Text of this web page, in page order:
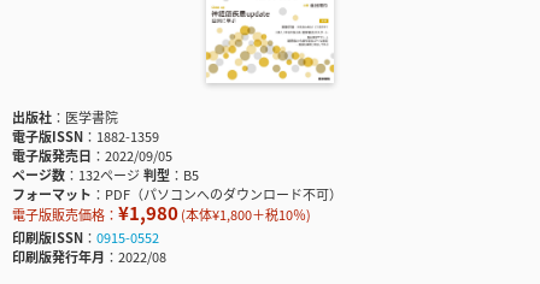
出版社
医学書院
電子版ISSN
1882-1359
電子版発売日
2022/09/05
ページ数
132ページ判型
B5
フォーマット
PDF（パソコンへのダウンロード不可）
電子版販売価格： ¥1,980(本体¥1,800＋税10％)
印刷版ISSN
0915-0552
印刷版発行年月
2022/08